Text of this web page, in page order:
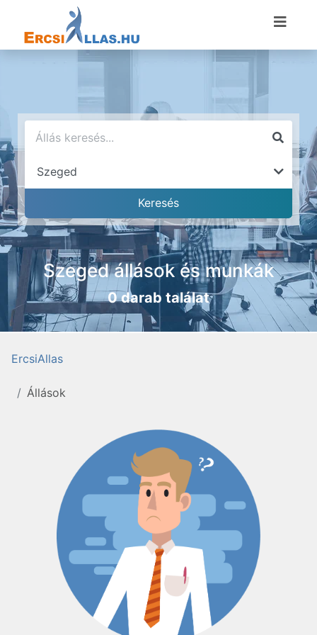
Szeged állások és munkák
0 darab találat
ErcsiAllas
Állások